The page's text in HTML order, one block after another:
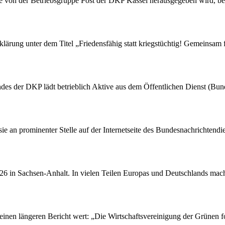
unter dem Titel „Friedensfähig statt kriegstüchtig!
der DKP lädt betrieblich Aktive aus dem Öffentlichen Dienst
an prominenter Stelle auf der Internetseite des
in Sachsen-Anhalt. In vielen Teilen Europas und Deutschlands
längeren Bericht wert: „Die Wirtschaftsvereinigung der Grünen